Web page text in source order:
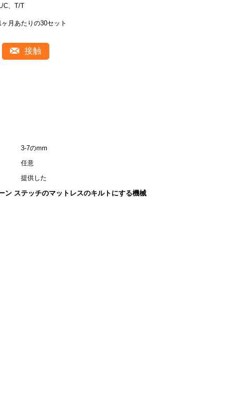
C、T/T
ヶ月あたりの30セット
接触
3-7のmm
任意
提供した
ン ステッチのマットレスのキルトにする機械